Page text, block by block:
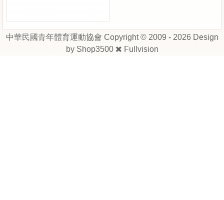
中華民國青年體育運動協會 Copyright © 2009 - 2026 Design
byShop3500 Fullvision